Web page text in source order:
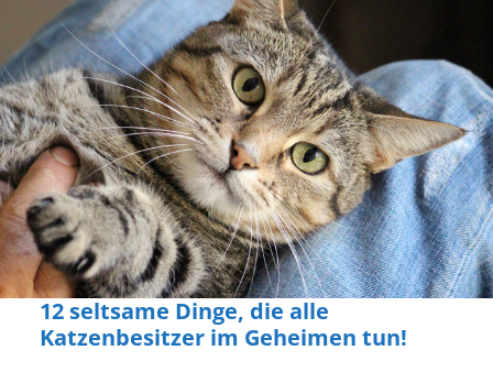
12 seltsame Dinge, die alle
Katzenbesitzer im Geheimen tun!